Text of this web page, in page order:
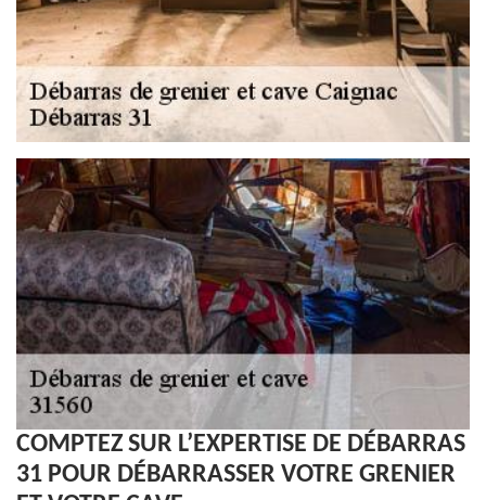
COMPTEZ SUR L’EXPERTISE DE DÉBARRAS
31 POUR DÉBARRASSER VOTRE GRENIER